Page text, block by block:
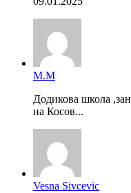
М.М
Додикова школа
на Косов...
Vesna Sivcevic